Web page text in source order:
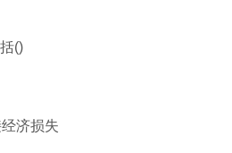
()
济损失